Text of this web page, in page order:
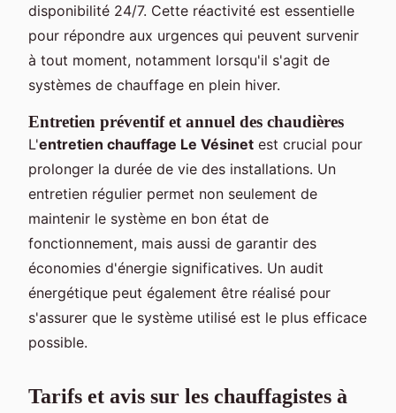
disponibilité 24/7. Cette réactivité est essentielle
pour répondre aux urgences qui peuvent survenir
à tout moment, notamment lorsqu'il s'agit de
systèmes de chauffage en plein hiver.
Entretien préventif et annuel des chaudières
L'entretien chauffage Le Vésinet est crucial pour
prolonger la durée de vie des installations. Un
entretien régulier permet non seulement de
maintenir le système en bon état de
fonctionnement, mais aussi de garantir des
économies d'énergie significatives. Un audit
énergétique peut également être réalisé pour
s'assurer que le système utilisé est le plus efficace
possible.
Tarifs et avis sur les chauffagistes à